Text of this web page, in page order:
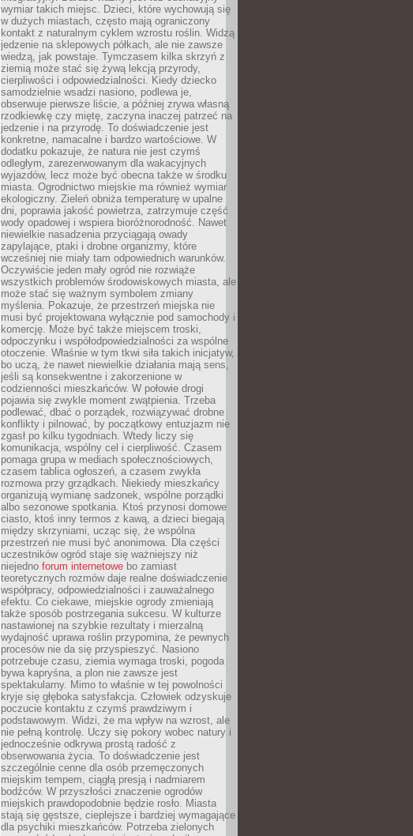
wymiar takich miejsc. Dzieci, które wychowują się
w dużych miastach, często mają ograniczony
kontakt z naturalnym cyklem wzrostu roślin. Widzą
jedzenie na sklepowych półkach, ale nie zawsze
wiedzą, jak powstaje. Tymczasem kilka skrzyń z
ziemią może stać się żywą lekcją przyrody,
cierpliwości i odpowiedzialności. Kiedy dziecko
samodzielnie wsadzi nasiono, podlewa je,
obserwuje pierwsze liście, a później zrywa własną
rzodkiewkę czy miętę, zaczyna inaczej patrzeć na
jedzenie i na przyrodę. To doświadczenie jest
konkretne, namacalne i bardzo wartościowe. W
dodatku pokazuje, że natura nie jest czymś
odległym, zarezerwowanym dla wakacyjnych
wyjazdów, lecz może być obecna także w środku
miasta. Ogrodnictwo miejskie ma również wymiar
ekologiczny. Zieleń obniża temperaturę w upalne
dni, poprawia jakość powietrza, zatrzymuje część
wody opadowej i wspiera bioróżnorodność. Nawet
niewielkie nasadzenia przyciągają owady
zapylające, ptaki i drobne organizmy, które
wcześniej nie miały tam odpowiednich warunków.
Oczywiście jeden mały ogród nie rozwiąże
wszystkich problemów środowiskowych miasta, ale
może stać się ważnym symbolem zmiany
myślenia. Pokazuje, że przestrzeń miejska nie
musi być projektowana wyłącznie pod samochody i
komercję. Może być także miejscem troski,
odpoczynku i współodpowiedzialności za wspólne
otoczenie. Właśnie w tym tkwi siła takich inicjatyw,
bo uczą, że nawet niewielkie działania mają sens,
jeśli są konsekwentne i zakorzenione w
codzienności mieszkańców. W połowie drogi
pojawia się zwykle moment zwątpienia. Trzeba
podlewać, dbać o porządek, rozwiązywać drobne
konflikty i pilnować, by początkowy entuzjazm nie
zgasł po kilku tygodniach. Wtedy liczy się
komunikacja, wspólny cel i cierpliwość. Czasem
pomaga grupa w mediach społecznościowych,
czasem tablica ogłoszeń, a czasem zwykła
rozmowa przy grządkach. Niekiedy mieszkańcy
organizują wymianę sadzonek, wspólne porządki
albo sezonowe spotkania. Ktoś przynosi domowe
ciasto, ktoś inny termos z kawą, a dzieci biegają
między skrzyniami, ucząc się, że wspólna
przestrzeń nie musi być anonimowa. Dla części
uczestników ogród staje się ważniejszy niż
niejedno forum internetowe bo zamiast
teoretycznych rozmów daje realne doświadczenie
współpracy, odpowiedzialności i zauważalnego
efektu. Co ciekawe, miejskie ogrody zmieniają
także sposób postrzegania sukcesu. W kulturze
nastawionej na szybkie rezultaty i mierzalną
wydajność uprawa roślin przypomina, że pewnych
procesów nie da się przyspieszyć. Nasiono
potrzebuje czasu, ziemia wymaga troski, pogoda
bywa kapryśna, a plon nie zawsze jest
spektakularny. Mimo to właśnie w tej powolności
kryje się głęboka satysfakcja. Człowiek odzyskuje
poczucie kontaktu z czymś prawdziwym i
podstawowym. Widzi, że ma wpływ na wzrost, ale
nie pełną kontrolę. Uczy się pokory wobec natury i
jednocześnie odkrywa prostą radość z
obserwowania życia. To doświadczenie jest
szczególnie cenne dla osób przemęczonych
miejskim tempem, ciągłą presją i nadmiarem
bodźców. W przyszłości znaczenie ogrodów
miejskich prawdopodobnie będzie rosło. Miasta
stają się gęstsze, cieplejsze i bardziej wymagające
dla psychiki mieszkańców. Potrzeba zielonych